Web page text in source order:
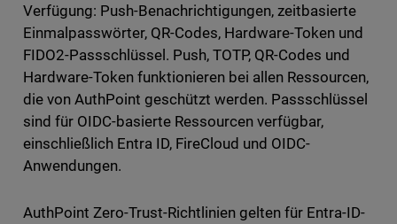
Verfügung: Push-Benachrichtigungen, zeitbasierte
Einmalpasswörter, QR-Codes, Hardware-Token und
FIDO2-Passschlüssel. Push, TOTP, QR-Codes und
Hardware-Token funktionieren bei allen Ressourcen,
die von AuthPoint geschützt werden. Passschlüssel
sind für OIDC-basierte Ressourcen verfügbar,
einschließlich Entra ID, FireCloud und OIDC-
Anwendungen.
AuthPoint Zero-Trust-Richtlinien gelten für Entra-ID-